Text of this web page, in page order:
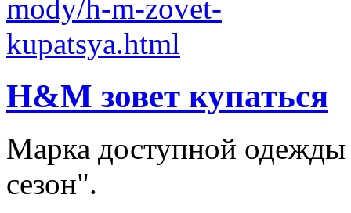
H&M зовет купаться
Марка доступной
сезон".